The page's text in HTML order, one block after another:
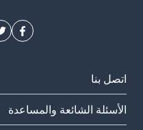
اتصل بنا
الأسئلة الشائعة والمساعدة